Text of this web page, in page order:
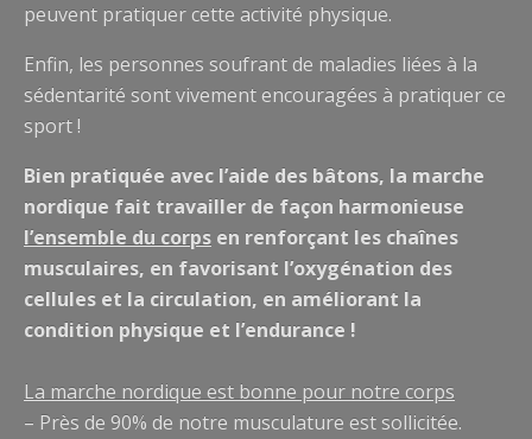
peuvent pratiquer cette activité physique.
Enfin, les personnes soufrant de maladies liées à la
sédentarité sont vivement encouragées à pratiquer ce
sport !
Bien pratiquée avec l’aide des bâtons, la marche
nordique fait travailler de façon harmonieuse
l’ensemble du corps en renforçant les chaînes
musculaires, en favorisant l’oxygénation des
cellules et la circulation, en améliorant la
condition physique et l’endurance !
La marche nordique est bonne pour notre corps
– Près de 90% de notre musculature est sollicitée.